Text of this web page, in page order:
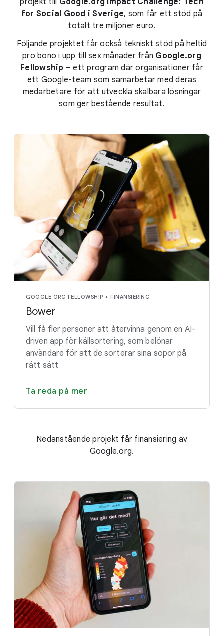
for Social Good i Sverige, som får ett stöd på
totalt tre miljoner euro.
Följande projektet får också tekniskt stöd på heltid
pro bono i upp till sex månader från Google.org
Fellowship – ett program där organisationer får
ett Google-team som samarbetar med deras
medarbetare för att utveckla skalbara lösningar
som ger bestående resultat.
GOOGLE.ORG FELLOWSHIP + FINANSIERING
Bower
Vill få fler personer att återvinna genom en AI-
driven app för källsortering, som belönar
användare för att de sorterar sina sopor på
rätt sätt
Ta reda på mer
Nedanstående projekt får finansiering av
Google.org.